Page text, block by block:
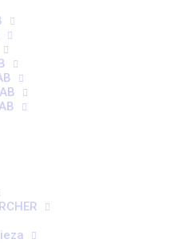
de carretillas
accidente, en hábitos
o cambios en
cómo identificar
y por qué actualizar la
y RD 1215 no solo
la eficiencia diaria
con carretillas no